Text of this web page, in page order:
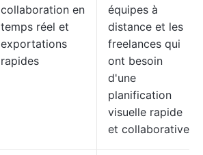
collaboration en
temps réel et
exportations
rapides
équipes à
distance et les
freelances qui
ont besoin
d'une
planification
visuelle rapide
et collaborative.